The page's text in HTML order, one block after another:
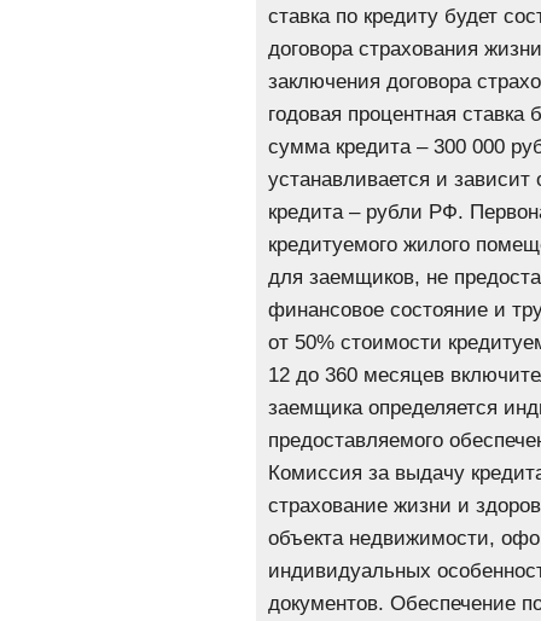
ставка по кредиту будет
договора страхования
заключения договора
годовая процентная
сумма кредита – 300 000
устанавливается и
кредита – рубли РФ.
кредитуемого жилого
для заемщиков, не
финансовое состояние и
от 50% стоимости
12 до 360 месяцев
заемщика определяется
предоставляемого
Комиссия за выдачу
страхование жизни и
объекта недвижимости,
индивидуальных
документов. Обеспечение